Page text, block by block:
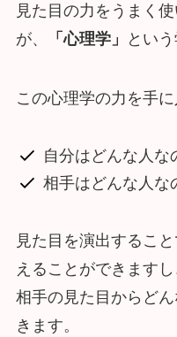
見た目の力をうまく
が、
「心理学」 という
この心理学の力を手に
自分はどんな人な
相手はどんな人な
見た目を演出するこ
えることができますし
相手の見た目からど
きます。